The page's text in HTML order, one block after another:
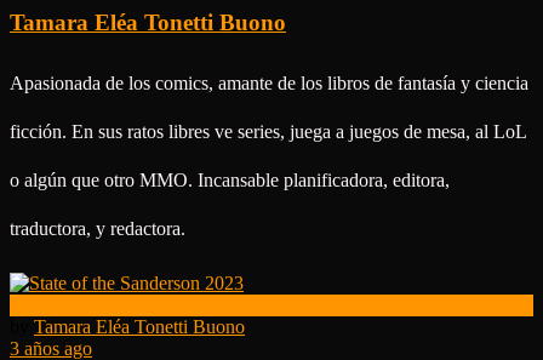
Tamara Eléa Tonetti Buono
Apasionada de los comics, amante de los libros de fantasía y ciencia
ficción. En sus ratos libres ve series, juega a juegos de mesa, al LoL
o algún que otro MMO. Incansable planificadora, editora,
traductora, y redactora.
Tamara Eléa Tonetti Buono
3 años ago